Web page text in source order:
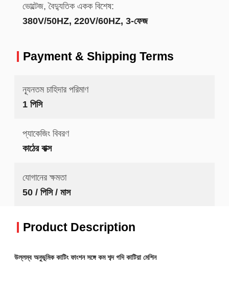
ভোল্টেজ, বৈদ্যুতিক একক বিশেষ:
380V/50HZ, 220V/60HZ, 3-ফেজ
Payment & Shipping Terms
ন্যূনতম চাহিদার পরিমাণ
1 পিসি
প্যাকেজিং বিবরণ
কাঠের বাক্স
যোগানের ক্ষমতা
50 / পিসি / মাস
Product Description
উল্লম্ব অনুভূমিক কাটিং ফাংশন সঙ্গে কম শব্দ গদি কাটিয়া মেশিন